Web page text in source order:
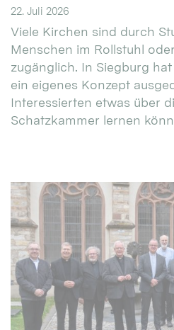
22. Juli 2026
Viele Kirchen sind durch
Menschen im Rollstuhl
zugänglich. In Siegburg
ein eigenes Konzept
Interessierten etwas über
Schatzkammer lernen